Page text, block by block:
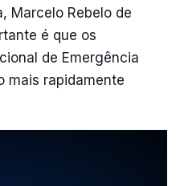
Marcelo Rebelo de
é que os
de Emergência
mais rapidamente